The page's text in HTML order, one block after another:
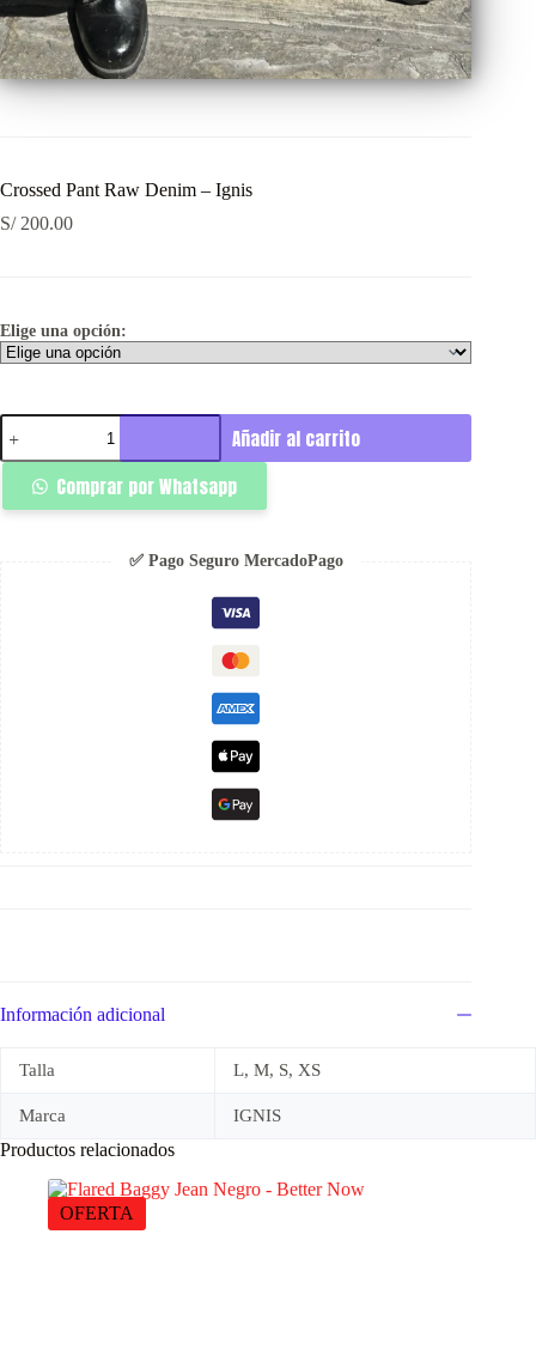
Crossed Pant Raw Denim – Ignis
S/200.00
Elige una opción:
Crossed
Pant
Raw
Denim
-
Añadir al carrito
Comprar por Whatsapp
✅ Pago Seguro MercadoPago
Información adicional
Talla L, M, S, XS
Marca IGNIS
Productos relacionados
OFERTA